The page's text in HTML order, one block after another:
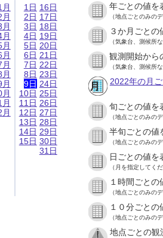
月
月
月
月
月
月
月
月
月
月
月
月
1日
2日
3日
4日
5日
6日
7日
8日
9日
10日
11日
12日
13日
14日
15日
16日
17日
18日
19日
20日
21日
22日
23日
24日
25日
26日
27日
28日
29日
30日
31日
年ごとの値を
（地点ごとのみの
３か月ごとの
（気象台、測候所
観測開始から
（気象台、測候所
2022年の月
旬ごとの値を
（地点ごとのみの
半旬ごとの値
（地点ごとのみの
日ごとの値を
（月を指定してくだ
１時間ごとの
（地点ごとのみの
１０分ごとの
（地点ごとのみの
地点ごとの観